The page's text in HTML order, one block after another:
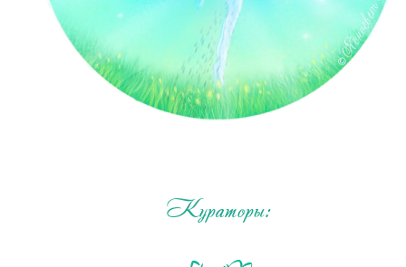
Кураторы: